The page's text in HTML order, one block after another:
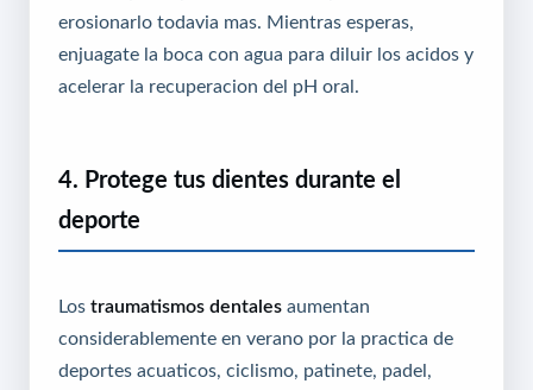
erosionarlo todavia mas. Mientras esperas,
enjuagate la boca con agua para diluir los acidos y
acelerar la recuperacion del pH oral.
4. Protege tus dientes durante el
deporte
Los traumatismos dentales aumentan
considerablemente en verano por la practica de
deportes acuaticos, ciclismo, patinete, padel,